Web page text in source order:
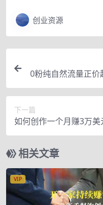
创业资源
0粉纯自然流量正价
下一篇
如何创作一个月赚3万
不录音，不露脸
相关文章
VIP